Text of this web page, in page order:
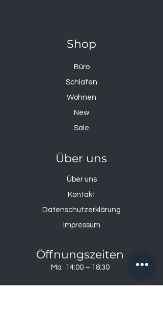
Shop
Büro
Schlafen
Wohnen
New
Sale
Über uns
Über uns
Kontakt
Datenschutzerklärung
Impressum
Öffnungszeiten
Mo: 14:00 – 18:30